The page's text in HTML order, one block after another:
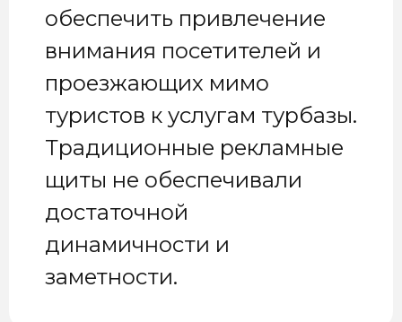
обеспечить привлечение
внимания посетителей и
проезжающих мимо
туристов к услугам турбазы.
Традиционные рекламные
щиты не обеспечивали
достаточной
динамичности и
заметности.